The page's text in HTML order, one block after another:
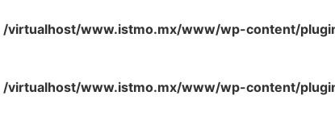
/virtualhost/www.istmo.mx/www/wp-content/
/virtualhost/www.istmo.mx/www/wp-content/